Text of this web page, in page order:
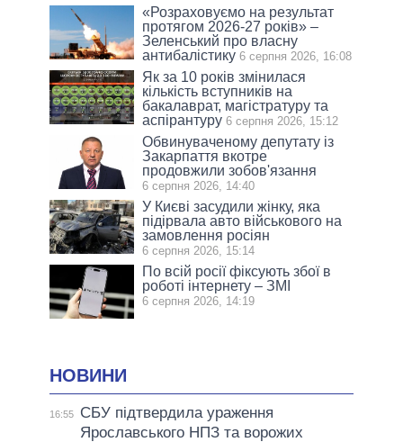
«Розраховуємо на результат
протягом 2026-27 років» –
Зеленський про власну
антибалістику 6 серпня 2026, 16:08
Як за 10 років змінилася
кількість вступників на
бакалаврат, магістратуру та
аспірантуру 6 серпня 2026, 15:12
Обвинуваченому депутату із
Закарпаття вкотре
продовжили зобов'язання
6 серпня 2026, 14:40
У Києві засудили жінку, яка
підірвала авто військового на
замовлення росіян
6 серпня 2026, 15:14
По всій росії фіксують збої в
роботі інтернету – ЗМІ
6 серпня 2026, 14:19
НОВИНИ
16:55
СБУ підтвердила ураження
Ярославського НПЗ та ворожих